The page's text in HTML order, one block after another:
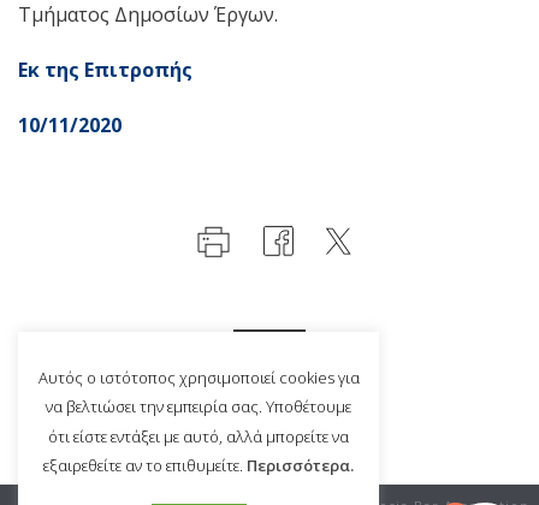
Τμήματος Δημοσίων Έργων.
Εκ της Επιτροπής
10/11/2020
Αυτός ο ιστότοπος χρησιμοποιεί cookies για
να βελτιώσει την εμπειρία σας. Υποθέτουμε
ότι είστε εντάξει με αυτό, αλλά μπορείτε να
εξαιρεθείτε αν το επιθυμείτε. Περισσότερα.